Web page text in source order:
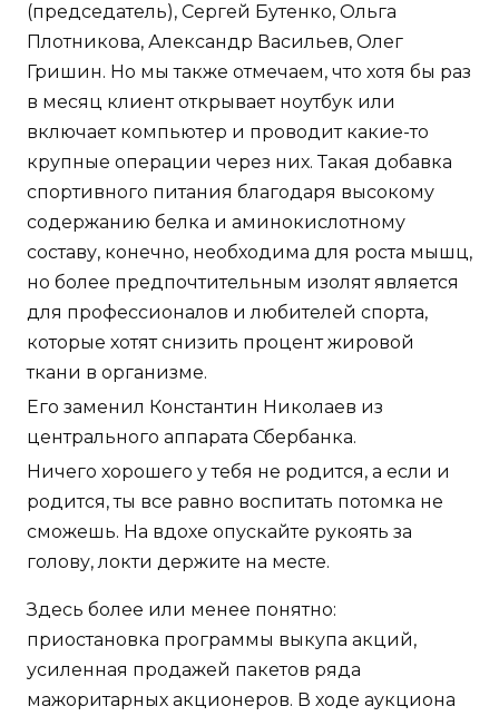
(председатель), Сергей Бутенко, Ольга
Плотникова, Александр Васильев, Олег
Гришин. Но мы также отмечаем, что хотя бы раз
в месяц клиент открывает ноутбук или
включает компьютер и проводит какие-то
крупные операции через них. Такая добавка
спортивного питания благодаря высокому
содержанию белка и аминокислотному
составу, конечно, необходима для роста мышц,
но более предпочтительным изолят является
для профессионалов и любителей спорта,
которые хотят снизить процент жировой
ткани в организме.
Его заменил Константин Николаев из
центрального аппарата Сбербанка.
Ничего хорошего у тебя не родится, а если и
родится, ты все равно воспитать потомка не
сможешь. На вдохе опускайте рукоять за
голову, локти держите на месте.
Здесь более или менее понятно:
приостановка программы выкупа акций,
усиленная продажей пакетов ряда
мажоритарных акционеров. В ходе аукциона